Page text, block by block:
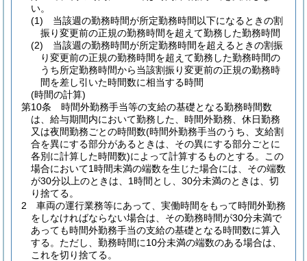
い。
(1)
当該週の勤務時間が所定勤務時間以下になるときの割
振り変更前の正規の勤務時間を超えて勤務した勤務時間
(2)
当該週の勤務時間が所定勤務時間を超えるときの割振
り変更前の正規の勤務時間を超えて勤務した勤務時間の
うち所定勤務時間から当該割振り変更前の正規の勤務時
間を差し引いた時間数に相当する時間
(時間の計算)
第10条
時間外勤務手当等の支給の基礎となる勤務時間数
は、給与期間内において勤務した、時間外勤務、休日勤務
又は夜間勤務ごとの時間数(時間外勤務手当のうち、支給割
合を異にする部分があるときは、その異にする部分ごとに
各別に計算した時間数)によって計算するものとする。
この
場合において1時間未満の端数を生じた場合には、その端数
が30分以上のときは、1時間とし、30分未満のときは、切
り捨てる。
2
車両の運行業務等にあって、実働時間をもって時間外勤務
をしなければならない場合は、その勤務時間が30分未満で
あっても時間外勤務手当の支給の基礎となる時間数に算入
する。 ただし、勤務時間に10分未満の端数のある場合は、
これを切り捨てる。